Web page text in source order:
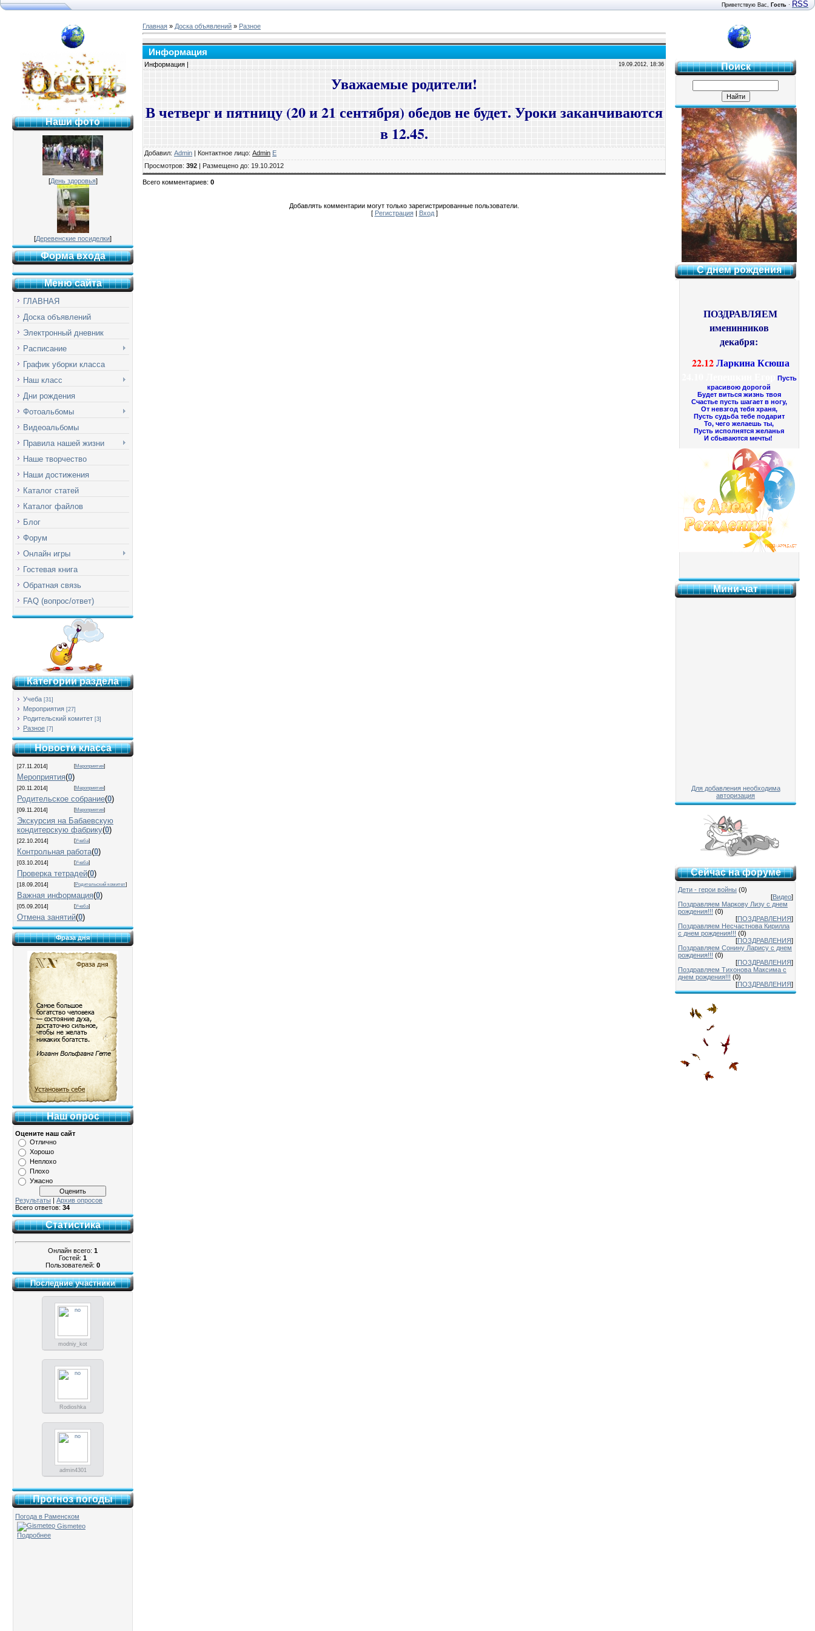
Приветствую Вас, Гость · RSS
Наши фото
[День здоровья]
[Деревенские посиделки]
Форма входа
Меню сайта
ГЛАВНАЯ
Доска объявлений
Электронный дневник
Расписание
График уборки класса
Наш класс
Дни рождения
Фотоальбомы
Видеоальбомы
Правила нашей жизни
Наше творчество
Наши достижения
Каталог статей
Каталог файлов
Блог
Форум
Онлайн игры
Гостевая книга
Обратная связь
FAQ (вопрос/ответ)
Категории раздела
Учеба [31]
Мероприятия [27]
Родительский комитет [3]
Разное [7]
Новости класса
[27.11.2014] [Мероприятия]
Мероприятия(0)
[20.11.2014] [Мероприятия]
Родительское собрание(0)
[09.11.2014] [Мероприятия]
Экскурсия на Бабаевскую
кондитерскую фабрику(0)
[22.10.2014] [Учеба]
Контрольная работа(0)
[03.10.2014] [Учеба]
Проверка тетрадей(0)
[18.09.2014] [Родительский комитет]
Важная информация(0)
[05.09.2014] [Учеба]
Отмена занятий(0)
Фраза дня
Наш опрос
Оцените наш сайт
Отлично
Хорошо
Неплохо
Плохо
Ужасно
Результаты | Архив опросов
Всего ответов: 34
Статистика
Онлайн всего: 1
Гостей: 1
Пользователей: 0
Последние участники
modniy_kot
Rodioshka
admin4301
Прогноз погоды
Погода в Раменском
Gismeteo
Подробнее
Главная » Доска объявлений » Разное
Информация
Информация | 19.09.2012, 18:36
Уважаемые родители!
В четверг и пятницу (20 и 21 сентября) обедов не будет. Уроки заканчиваются
в 12.45.
Добавил: Admin | Контактное лицо: Admin E
Просмотров: 392 | Размещено до: 19.10.2012
Всего комментариев: 0
Добавлять комментарии могут только зарегистрированные пользователи.
[ Регистрация| Вход]
4 "Б"
Поиск
С днем рождения
ПОЗДРАВЛЯЕМ
именинников
декабря:
22.12Ларкина Ксюша
Пусть
красивою дорогой
Будет виться жизнь твоя
Счастье пусть шагает в ногу,
От невзгод тебя храня,
Пусть судьба тебе подарит
То, чего желаешь ты,
Пусть исполнятся желанья
И сбываются мечты!
Мини-чат
Для добавления необходима
авторизация
Сейчас на форуме
Дети - герои войны (0)
[Видео]
Поздравляем Маркову Лизу с днем
рождения!!! (0)
[ПОЗДРАВЛЕНИЯ]
Поздравляем Несчастнова Кирилла
с днем рождения!!! (0)
[ПОЗДРАВЛЕНИЯ]
Поздравляем Сонину Ларису с днем
рождения!!! (0)
[ПОЗДРАВЛЕНИЯ]
Поздравляем Тихонова Максима с
днем рождения!!! (0)
[ПОЗДРАВЛЕНИЯ]